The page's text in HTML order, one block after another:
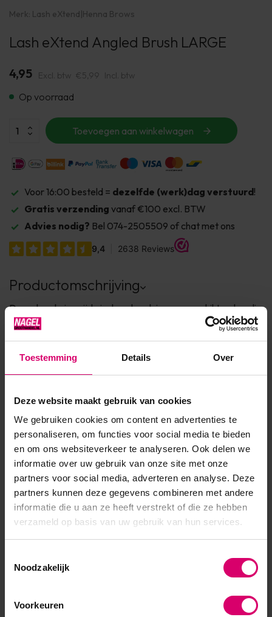
Toestemming Details Over
Deze website maakt gebruik van cookies
We gebruiken cookies om content en advertenties te
personaliseren, om functies voor social media te bieden
en om ons websiteverkeer te analyseren. Ook delen we
informatie over uw gebruik van onze site met onze
partners voor social media, adverteren en analyse. Deze
partners kunnen deze gegevens combineren met andere
informatie die u aan ze heeft verstrekt of die ze hebben
verzameld op basis van uw gebruik van hun services.
Noodzakelijk
Voorkeuren
Merk: Lash eXtend|Henna Brows
Lash eXtend Angled Brush LARGE
4,95 Excl. btw €5,99 Incl. btw
Op voorraad
Toevoegen aan winkelwagen
Voor 16:00 besteld = dezelfde (werk)dag verstuurd!
Gratis verzending vanaf €100 excl. BTW
Advies nodig? Bel 074-2505509 of chat met ons
Productomschrijving
Door de schuine zijde is deze brush is zeer geschikt en handig
voor het aanbrengen van henna en verf.
Formaat: large